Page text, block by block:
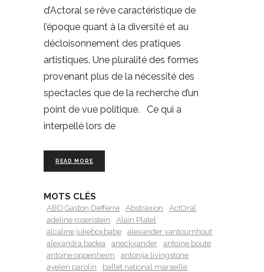
d’Actoral se rêve caractéristique de
l’époque quant à la diversité et au
décloisonnement des pratiques
artistiques. Une pluralité des formes
provenant plus de la nécessité des
spectacles que de la recherche d’un
point de vue politique. Ce qui a
interpellé lors de
READ MORE
MOTS CLÉS
ABD Gaston Defferre Abstraxion
ActOral
adeline rosenstein
Alain Platel
alcaline jukeboxbabe
alexander vantournhout
alexandra badea
aneckxander
antoine boute
antoine oppenheim
antonija livingstone
ayelen parolin
ballet national marseille